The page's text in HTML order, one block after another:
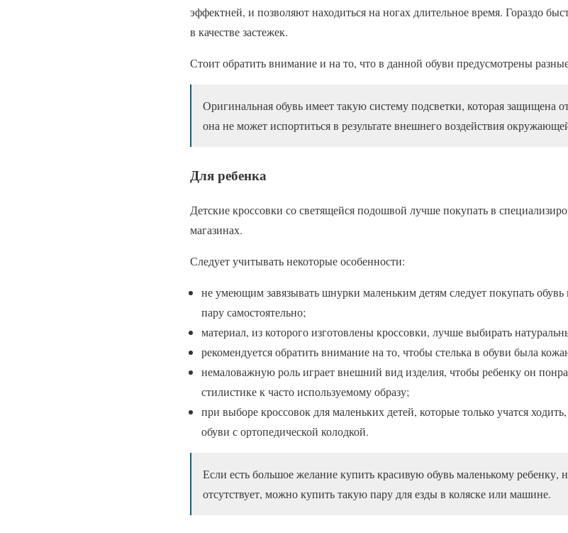
эффектней, и позволяют находиться на ногах длительное время. Гораздо
в качестве застежек.
Стоит обратить внимание и на то, что в данной обуви предусмотрены
Оригинальная обувь имеет такую систему подсветки, которая
она не может испортиться в результате внешнего воздействия
Для ребенка
Детские кроссовки со светящейся подошвой лучше покупать в
магазинах.
Следует учитывать некоторые особенности:
не умеющим завязывать шнурки маленьким детям следует покупать
пару самостоятельно;
материал, из которого изготовлены кроссовки, лучше выбирать
рекомендуется обратить внимание на то, чтобы стелька в обуви была
немаловажную роль играет внешний вид изделия, чтобы ребенку он
стилистике к часто используемому образу;
при выборе кроссовок для маленьких детей, которые только учатся
обуви с ортопедической колодкой.
Если есть большое желание купить красивую обувь маленькому ребенку,
отсутствует, можно купить такую пару для езды в коляске или машине.